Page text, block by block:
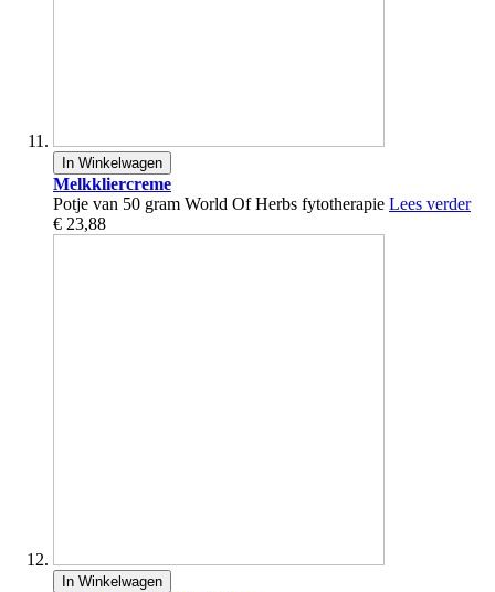
In Winkelwagen
Melkkliercreme
Potje van 50 gram World Of Herbs fytotherapie Lees verder
€ 23,88
In Winkelwagen